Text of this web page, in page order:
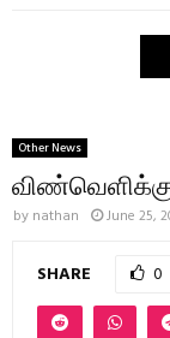
Other News
by nathan June 25,
SHARE 0